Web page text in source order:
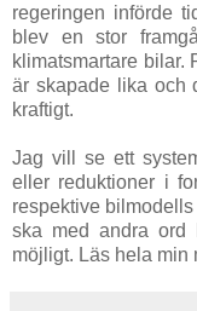
regeringen införde
blev en stor
klimatsmartare bilar.
är skapade lika och
kraftigt.
Jag vill se ett
eller reduktioner i
respektive
ska med andra ord
möjligt. Läs hela min